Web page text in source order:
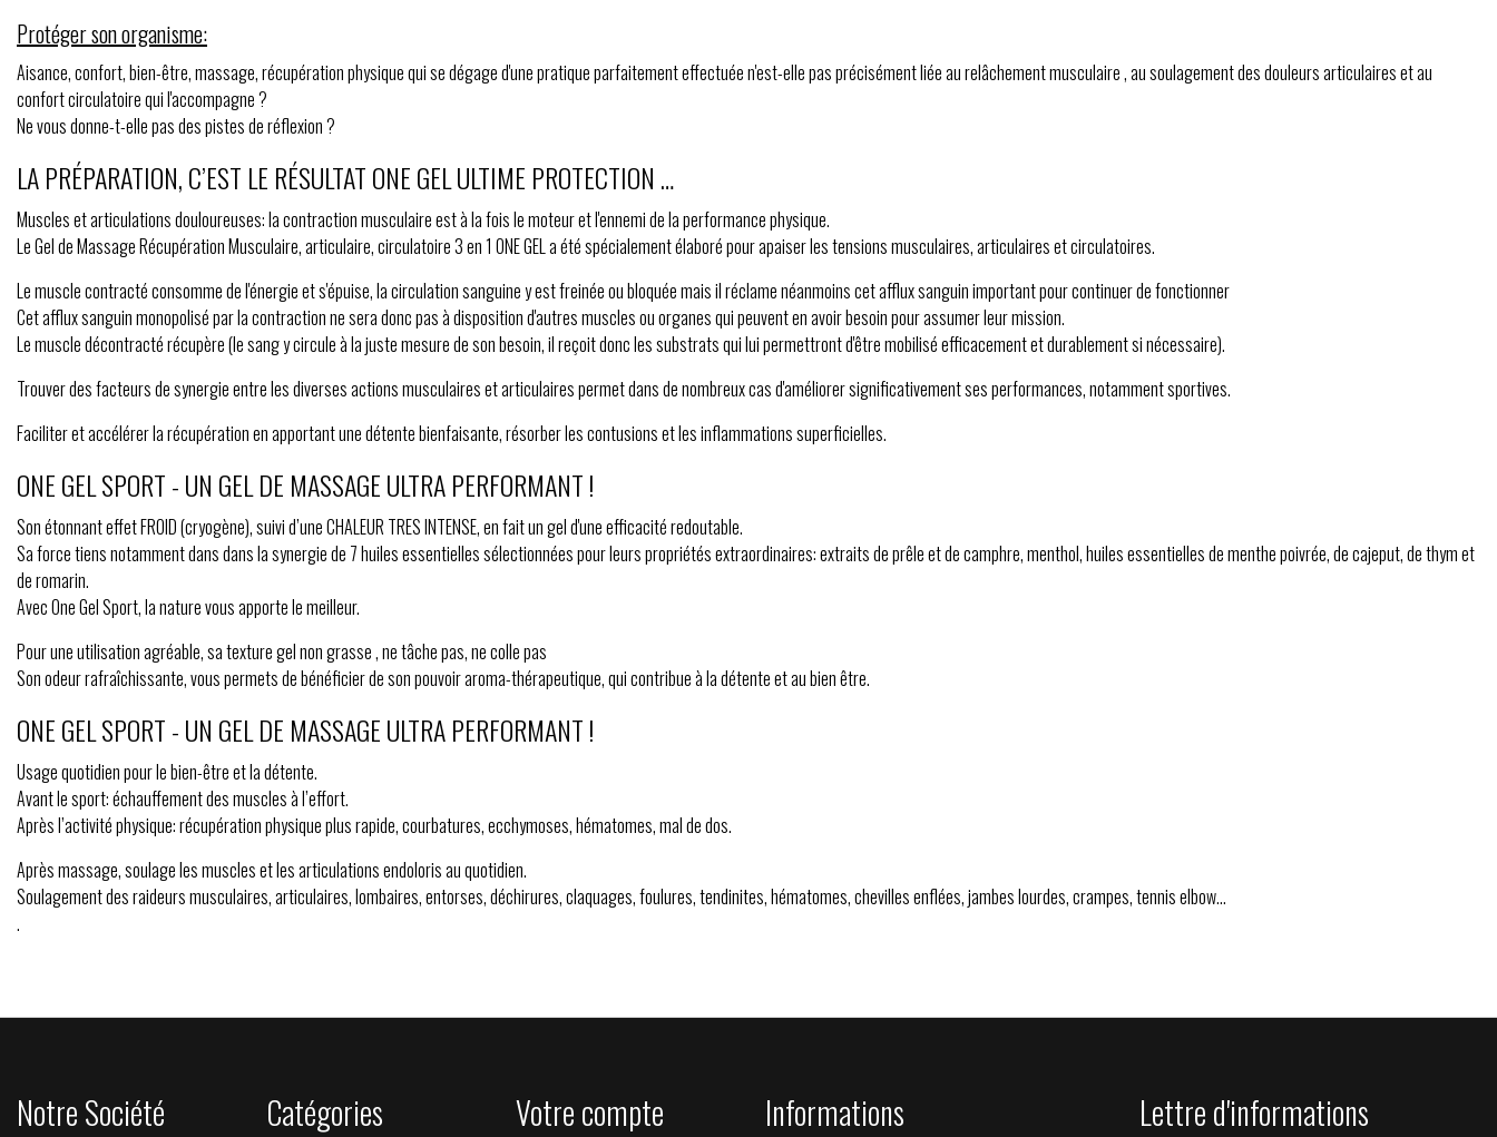
Protéger son organisme:
Aisance, confort, bien-être, massage, récupération physique qui se dégage d'une pratique parfaitement effectuée n'est-elle pas précisément liée au relâchement musculaire , au soulagement des douleurs articulaires et au
confort circulatoire qui l'accompagne ?
Ne vous donne-t-elle pas des pistes de réflexion ?
LA PRÉPARATION, C’EST LE RÉSULTAT ONE GEL ULTIME PROTECTION …
Muscles et articulations douloureuses: la contraction musculaire est à la fois le moteur et l'ennemi de la performance physique.
Le Gel de Massage Récupération Musculaire, articulaire, circulatoire 3 en 1 ONE GEL a été spécialement élaboré pour apaiser les tensions musculaires, articulaires et circulatoires.
Le muscle contracté consomme de l'énergie et s'épuise, la circulation sanguine y est freinée ou bloquée mais il réclame néanmoins cet afflux sanguin important pour continuer de fonctionner
Cet afflux sanguin monopolisé par la contraction ne sera donc pas à disposition d'autres muscles ou organes qui peuvent en avoir besoin pour assumer leur mission.
Le muscle décontracté récupère (le sang y circule à la juste mesure de son besoin, il reçoit donc les substrats qui lui permettront d'être mobilisé efficacement et durablement si nécessaire).
Trouver des facteurs de synergie entre les diverses actions musculaires et articulaires permet dans de nombreux cas d'améliorer significativement ses performances, notamment sportives.
Faciliter et accélérer la récupération en apportant une détente bienfaisante, résorber les contusions et les inflammations superficielles.
ONE GEL SPORT - UN GEL DE MASSAGE ULTRA PERFORMANT !
Son étonnant effet FROID (cryogène), suivi d’une CHALEUR TRES INTENSE, en fait un gel d'une efficacité redoutable.
Sa force tiens notamment dans dans la synergie de 7 huiles essentielles sélectionnées pour leurs propriétés extraordinaires: extraits de prêle et de camphre, menthol, huiles essentielles de menthe poivrée, de cajeput, de thym et
de romarin.
Avec One Gel Sport, la nature vous apporte le meilleur.
Pour une utilisation agréable, sa texture gel non grasse , ne tâche pas, ne colle pas
Son odeur rafraîchissante, vous permets de bénéficier de son pouvoir aroma-thérapeutique, qui contribue à la détente et au bien être.
ONE GEL SPORT - UN GEL DE MASSAGE ULTRA PERFORMANT !
Usage quotidien pour le bien-être et la détente.
Avant le sport: échauffement des muscles à l’effort.
Après l’activité physique: récupération physique plus rapide, courbatures, ecchymoses, hématomes, mal de dos.
Après massage, soulage les muscles et les articulations endoloris au quotidien.
Soulagement des raideurs musculaires, articulaires, lombaires, entorses, déchirures, claquages, foulures, tendinites, hématomes, chevilles enflées, jambes lourdes, crampes, tennis elbow...
.
Notre Société Catégories Votre compte Informations Lettre d'informations